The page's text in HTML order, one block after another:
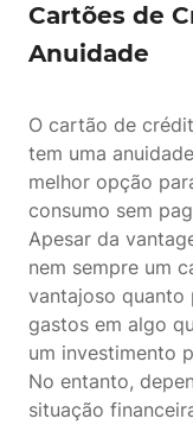
Cartões de
Anuidade
O cartão de
tem uma
melhor opção
consumo sem
Apesar da
nem sempre um
vantajoso quanto
gastos em algo
um investimento
No entanto,
situação